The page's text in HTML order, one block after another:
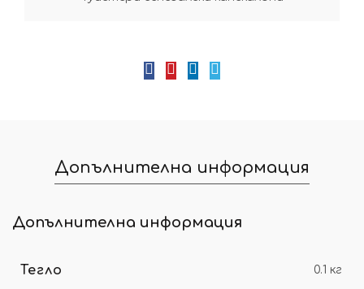
Допълнителна информация
Допълнителна информация
Тегло 0.1 кг